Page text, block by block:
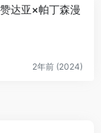
达亚×帕丁森漫
2年前 (2024)